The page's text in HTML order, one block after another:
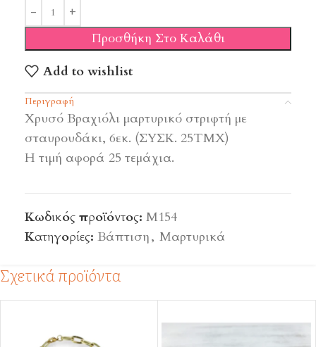
Προσθήκη Στο Καλάθι
Add to wishlist
Περιγραφή
Χρυσό Βραχιόλι μαρτυρικό στριφτή με
σταυρουδάκι, 6εκ. (ΣΥΣΚ. 25ΤΜΧ)
Η τιμή αφορά 25 τεμάχια.
Κωδικός προϊόντος: Μ154
Κατηγορίες: Βάπτιση, Μαρτυρικά
Σχετικά προϊόντα